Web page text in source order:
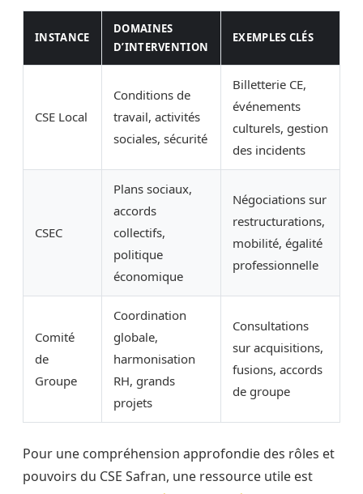
INSTANCE
DOMAINES
D’INTERVENTION
EXEMPLES CLÉS
CSE Local
Conditions de
travail, activités
sociales, sécurité
Billetterie CE,
événements
culturels, gestion
des incidents
CSEC
Plans sociaux,
accords
collectifs,
politique
économique
Négociations sur
restructurations,
mobilité, égalité
professionnelle
Comité
de
Groupe
Coordination
globale,
harmonisation
RH, grands
projets
Consultations
sur acquisitions,
fusions, accords
de groupe
Pour une compréhension approfondie des rôles et
pouvoirs du CSE Safran, une ressource utile est